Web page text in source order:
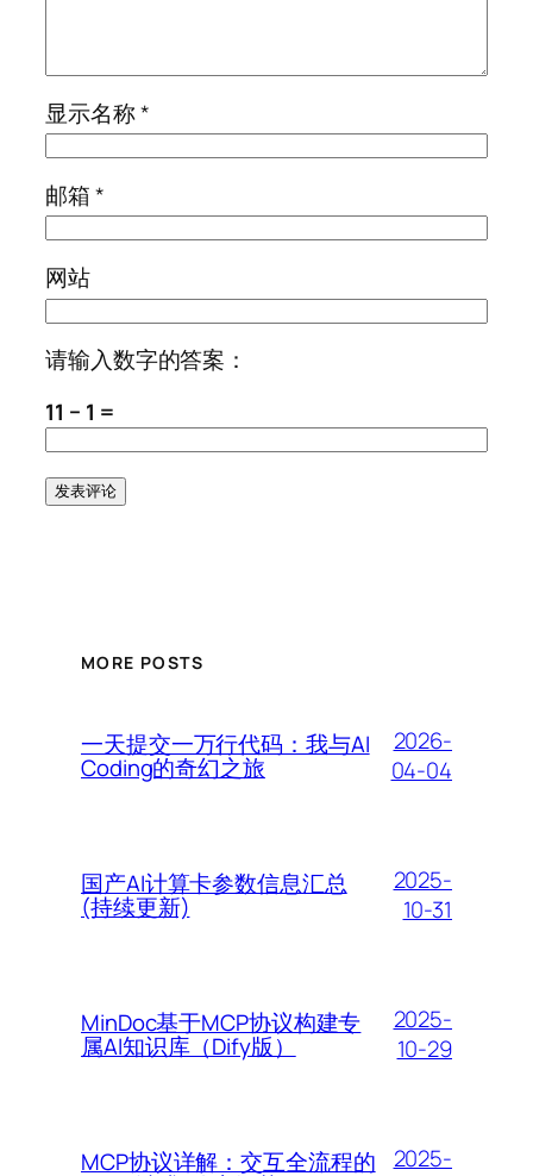
显示名称*
邮箱*
网站
请输入数字的答案：
11 − 1 =
MORE POSTS
一天提交一万行代码：我与AI
Coding的奇幻之旅
2026-
04-04
国产AI计算卡参数信息汇总
(持续更新)
2025-
10-31
MinDoc基于MCP协议构建专
属AI知识库（Dify版）
2025-
10-29
MCP协议详解：交互全流程的
2025-